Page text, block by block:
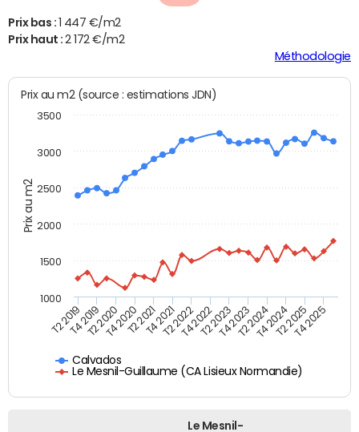
Prix bas : 1 447 €/m2
Prix haut :2 172 €/m2
Méthodologie
Prix au m2
Prix au m2 (source : estimations JDN)
Calvados
Le Mesnil-Guillaume (CA Lisieux Normandie)
T2 2019T4 2019T2 2020T4 2020T2 2021T4 2021T2 2022T4 2022T2 2023T4 2023T2 2024T4 2024T2 2025T4 2025
1000
1500
2000
2500
3000
3500
Le Mesnil-